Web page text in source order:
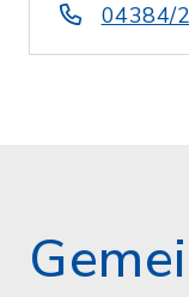
04384/